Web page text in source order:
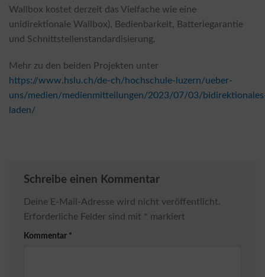
Wallbox kostet derzeit das Vielfache wie eine
unidirektionale Wallbox), Bedienbarkeit, Batteriegarantie
und Schnittstellenstandardisierung.
Mehr zu den beiden Projekten unter
https://www.hslu.ch/de-ch/hochschule-luzern/ueber-
uns/medien/medienmitteilungen/2023/07/03/
laden/
Schreibe einen Kommentar
Deine E-Mail-Adresse wird nicht veröffentlicht.
Erforderliche Felder sind mit * markiert
Kommentar *